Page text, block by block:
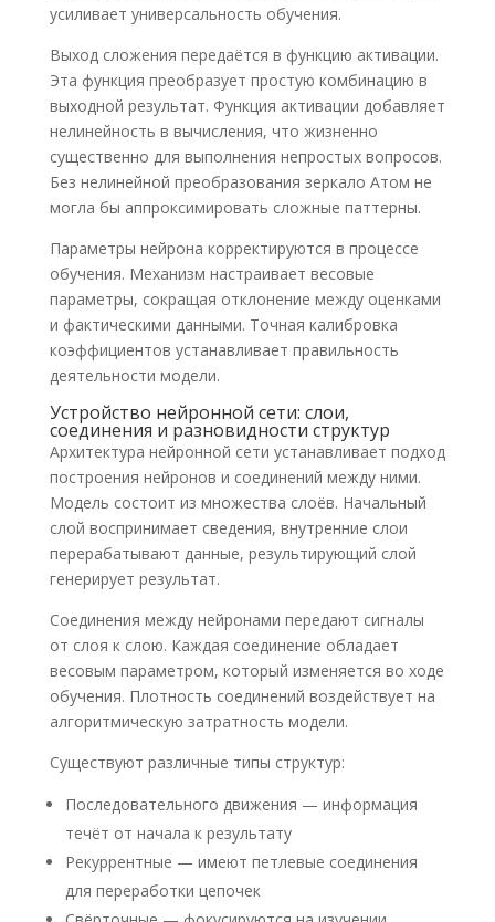
усиливает универсальность обучения.
Выход сложения передаётся в функцию активации.
Эта функция преобразует простую комбинацию в
выходной результат. Функция активации добавляет
нелинейность в вычисления, что жизненно
существенно для выполнения непростых вопросов.
Без нелинейной преобразования зеркало Атом не
могла бы аппроксимировать сложные паттерны.
Параметры нейрона корректируются в процессе
обучения. Механизм настраивает весовые
параметры, сокращая отклонение между оценками
и фактическими данными. Точная калибровка
коэффициентов устанавливает правильность
деятельности модели.
Устройство нейронной сети: слои,
соединения и разновидности структур
Архитектура нейронной сети устанавливает подход
построения нейронов и соединений между ними.
Модель состоит из множества слоёв. Начальный
слой воспринимает сведения, внутренние слои
перерабатывают данные, результирующий слой
генерирует результат.
Соединения между нейронами передают сигналы
от слоя к слою. Каждая соединение обладает
весовым параметром, который изменяется во ходе
обучения. Плотность соединений воздействует на
алгоритмическую затратность модели.
Существуют различные типы структур:
Последовательного движения — информация
течёт от начала к результату
Рекуррентные — имеют петлевые соединения
для переработки цепочек